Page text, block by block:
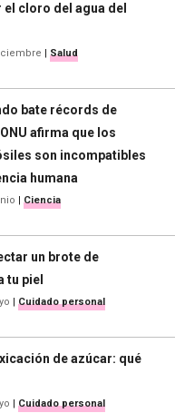
cloro del agua del
Salud
bate récords de
afirma que los
son incompatibles
humana
Ciencia
un brote de
tu piel
Cuidado personal
de azúcar: qué
Cuidado personal